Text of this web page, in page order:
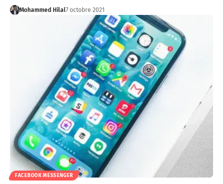
Mohammed Hilal7 octobre 2021
FACEBOOK MESSENGER